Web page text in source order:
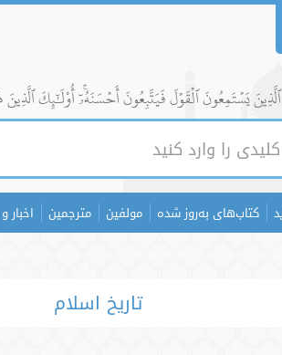
يَسۡتَمِعُونَ ٱلۡقَوۡلَ فَيَتَّبِعُونَ أَحۡسَنَهُۥٓۚ أُوْلَٰٓئِكَ
کتاب‌های به‌روز شده مولفین مترجمین اخبار
تاریخ اسلام